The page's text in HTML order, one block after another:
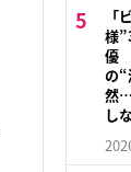
「
様
優
の“
然
し